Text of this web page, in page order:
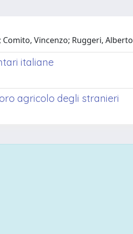
Comito, Vincenzo; Ruggeri, Alberto
italiane
agricolo degli stranieri